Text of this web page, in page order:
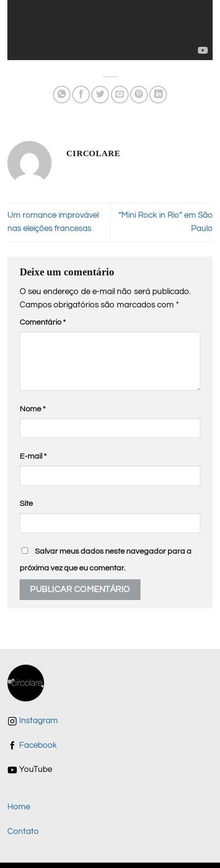
CIRCOLARE
Um romance improvável
nas eleições francesas
“Mini Rock in Rio” em São
Paulo
Deixe um comentário
O seu endereço de e-mail não será publicado.
Campos obrigatórios são marcados com *
Comentário*
Nome*
E-mail *
Site
Salvar meus dados neste navegador para a
próxima vez que eu comentar.
Instagram
Facebook
YouTube
Home
Contato